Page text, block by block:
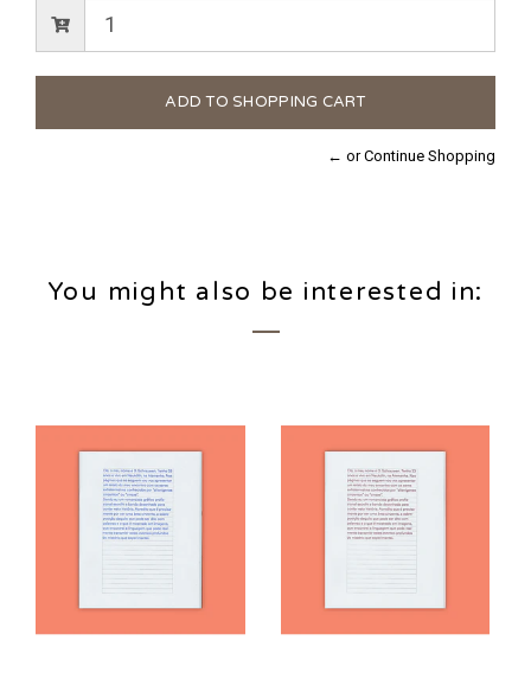
← or Continue Shopping
You might also be interested in: